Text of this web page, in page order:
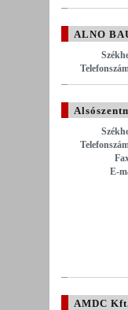
ALNO
E-
AMDC